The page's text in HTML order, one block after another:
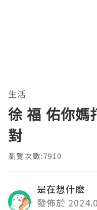
生活
徐 福 佑你媽
對
瀏覽次數:7910
是在想什麽
發佈於